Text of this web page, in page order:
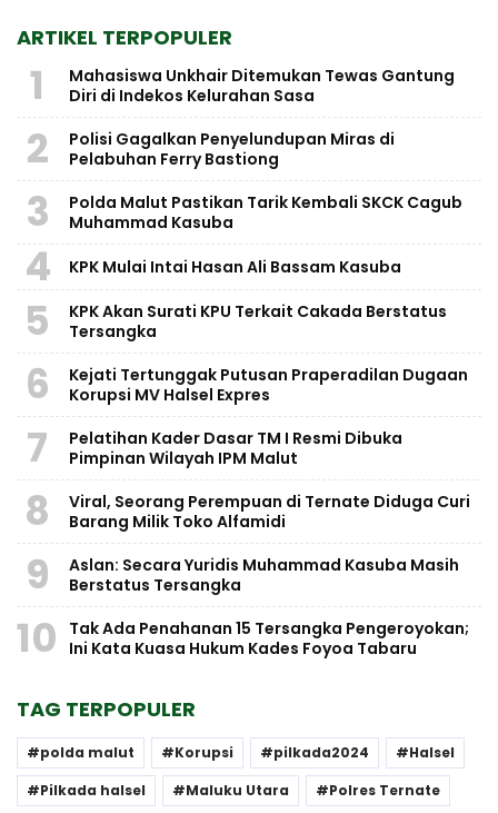
ARTIKEL TERPOPULER
1
Mahasiswa Unkhair Ditemukan Tewas Gantung
Diri di Indekos Kelurahan Sasa
2
Polisi Gagalkan Penyelundupan Miras di
Pelabuhan Ferry Bastiong
3
Polda Malut Pastikan Tarik Kembali SKCK Cagub
Muhammad Kasuba
4 KPK Mulai Intai Hasan Ali Bassam Kasuba
5
KPK Akan Surati KPU Terkait Cakada Berstatus
Tersangka
6
Kejati Tertunggak Putusan Praperadilan Dugaan
Korupsi MV Halsel Expres
7
Pelatihan Kader Dasar TM I Resmi Dibuka
Pimpinan Wilayah IPM Malut
8
Viral, Seorang Perempuan di Ternate Diduga Curi
Barang Milik Toko Alfamidi
9
Aslan: Secara Yuridis Muhammad Kasuba Masih
Berstatus Tersangka
10
Tak Ada Penahanan 15 Tersangka Pengeroyokan;
Ini Kata Kuasa Hukum Kades Foyoa Tabaru
TAG TERPOPULER
polda malut Korupsi pilkada2024
Halsel
Pilkada halsel
Maluku Utara Polres Ternate